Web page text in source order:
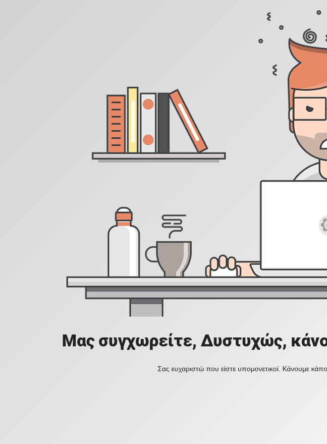
Μας συγχωρείτε, Δυστυχώς,
Σας ευχαριστώ που είστε υπομονετικοί. Κάνουμε